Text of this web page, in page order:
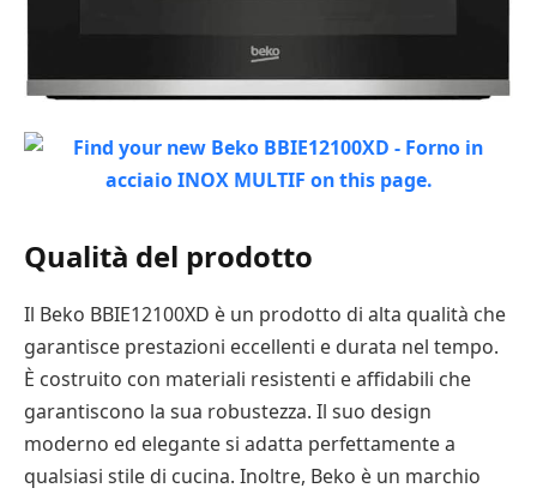
Qualità del prodotto
Il Beko BBIE12100XD è un prodotto di alta qualità che
garantisce prestazioni eccellenti e durata nel tempo.
È costruito con materiali resistenti e affidabili che
garantiscono la sua robustezza. Il suo design
moderno ed elegante si adatta perfettamente a
qualsiasi stile di cucina. Inoltre, Beko è un marchio